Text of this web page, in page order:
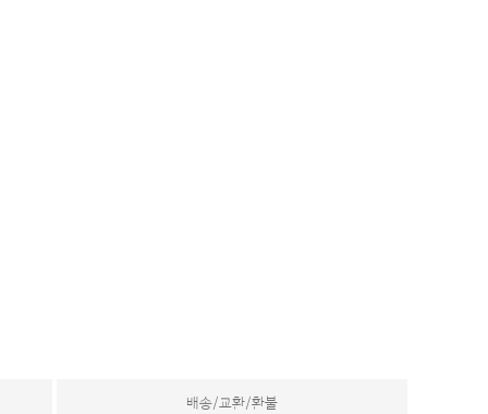
배송/교환/환불